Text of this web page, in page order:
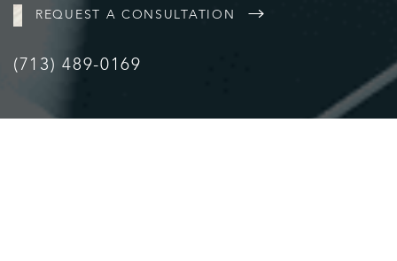
REQUEST A CONSULTATION
(713) 489-0169